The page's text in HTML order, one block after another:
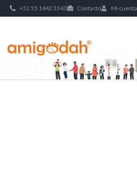
+52 55 1442 3343 Contacto Mi cuenta